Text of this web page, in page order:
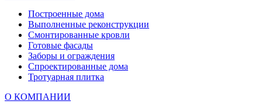
Построенные дома
Выполненные реконструкции
Смонтированные кровли
Готовые фасады
Заборы и ограждения
Спроектированные дома
Тротуарная плитка
О КОМПАНИИ